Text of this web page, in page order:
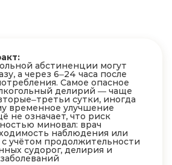
абстиненции могут
а через 6–24 часа после
Самое опасное
делирий — чаще
сутки, иногда
временное улучшение
не означает, что риск
миновал: врач
наблюдения или
учётом продолжительности
судорог, делирия и